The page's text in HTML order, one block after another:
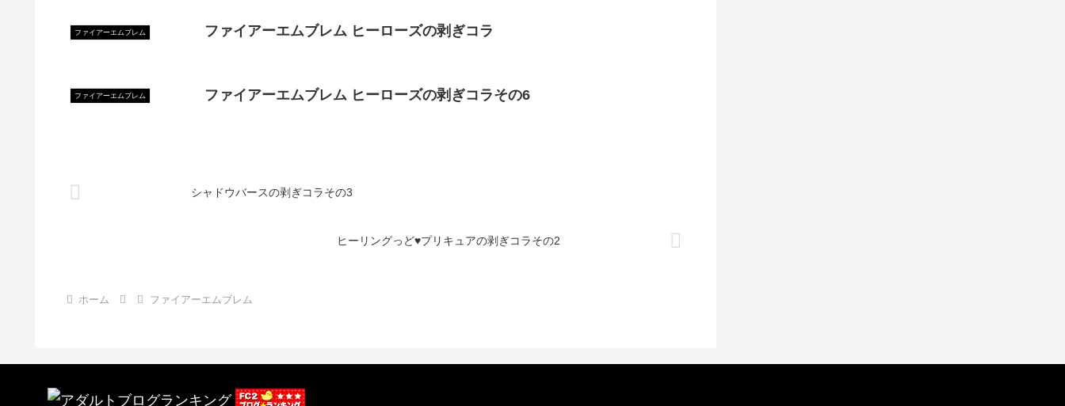
ファイアーエムブレム ファイアーエムブレム ヒーローズの剥ぎコラ
ファイアーエムブレム ファイアーエムブレム ヒーローズの剥ぎコラその6
シャドウバースの剥ぎコラその3
ヒーリングっど♥プリキュアの剥ぎコラその2
ホーム ファイアーエムブレム